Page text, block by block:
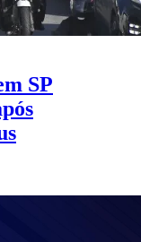
SP